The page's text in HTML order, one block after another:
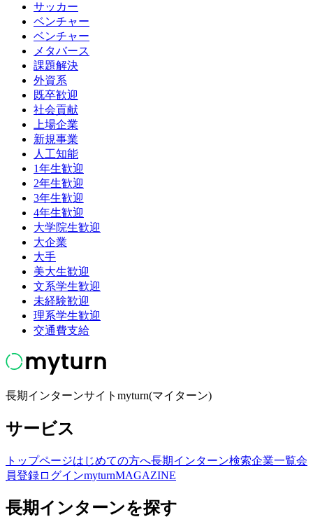
サッカー
ベンチャー
ベンチャー
メタバース
課題解決
外資系
既卒歓迎
社会貢献
上場企業
新規事業
人工知能
1年生歓迎
2年生歓迎
3年生歓迎
4年生歓迎
大学院生歓迎
大企業
大手
美大生歓迎
文系学生歓迎
未経験歓迎
理系学生歓迎
交通費支給
長期インターンサイトmyturn(マイターン)
サービス
トップページはじめての方へ長期インターン検索企業一覧会
員登録ログインmyturnMAGAZINE
長期インターンを探す